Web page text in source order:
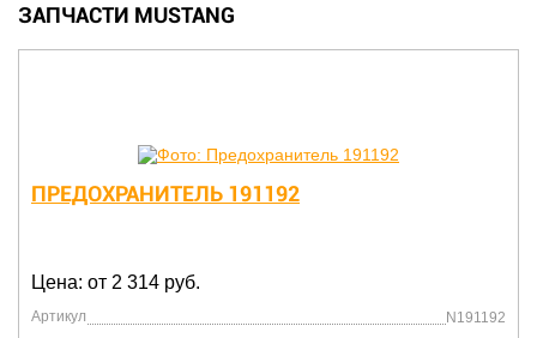
ЗАПЧАСТИ MUSTANG
ПРЕДОХРАНИТЕЛЬ 191192
Цена: от 2 314 руб.
Артикул N191192